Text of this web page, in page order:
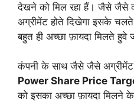
देखने को मिल रहा हैं। जैसे जैसे
अग्रीमेंट होते दिखेगा इसके
बहुत ही अच्छा फ़ायदा मिलते
कंपनी के साथ जैसे जैसे अग्रीमेंट
Power Share Price
को इसका अच्छा फ़ायदा मिलने